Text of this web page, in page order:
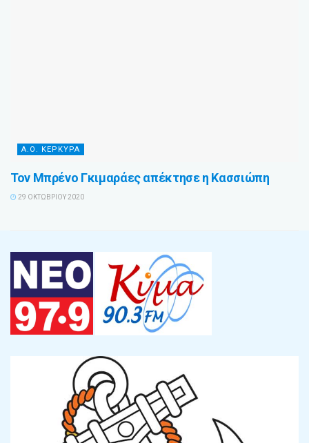
Α.Ο. ΚΕΡΚΥΡΑ
Τον Μπρένο Γκιμαράες απέκτησε η Κασσιώπη
29 ΟΚΤΩΒΡΊΟΥ 2020